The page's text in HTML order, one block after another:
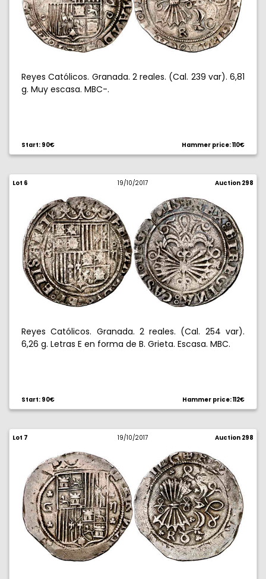
Reyes Católicos. Granada. 2 reales. (Cal. 239 var). 6,81
g. Muy escasa. MBC-.
Start: 90€ Hammer price: 110€
Lot 6 19/10/2017 Auction 298
Reyes Católicos. Granada. 2 reales. (Cal. 254 var).
6,26 g. Letras E en forma de B. Grieta. Escasa. MBC.
Start: 90€ Hammer price: 112€
Lot 7 19/10/2017 Auction 298